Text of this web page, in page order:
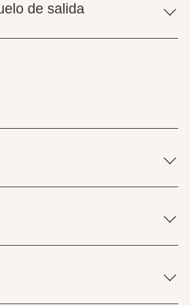
de salida